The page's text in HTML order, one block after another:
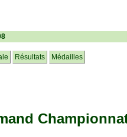
Résultats Médailles